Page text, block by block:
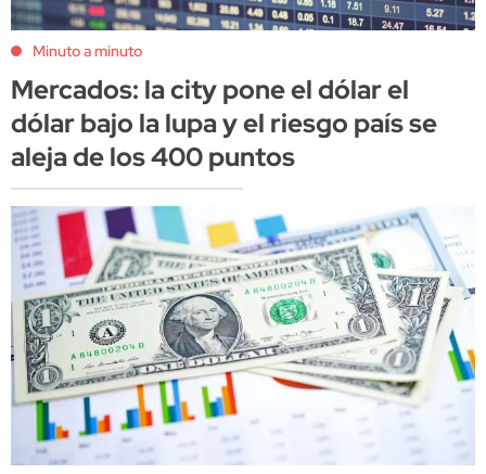
Minuto a minuto
Mercados: la city pone el dólar el
dólar bajo la lupa y el riesgo país se
aleja de los 400 puntos